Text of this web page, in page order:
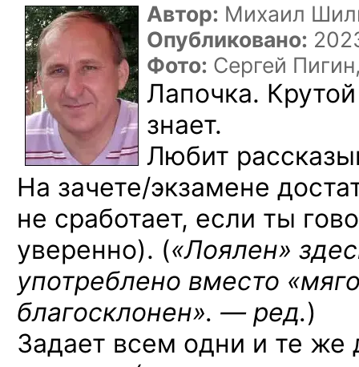
Автор: Михаил
Опубликовано:
Фото: Сергей
Лапочка.
знает.
Любит
На зачете/экзамене
не сработает, если ты
уверенно). («Лоялен»
употреблено вместо
благосклонен». — ред.)
Задает всем одни и те же